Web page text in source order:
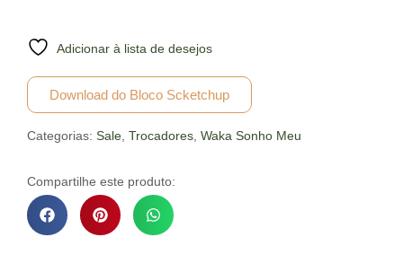
Adicionar à lista de desejos
Download do Bloco Scketchup
Categorias: Sale Trocadores Waka Sonho Meu
Compartilhe este produto: